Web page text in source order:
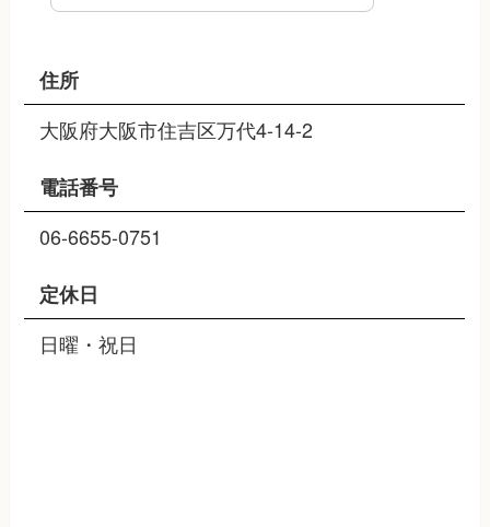
住所
大阪府大阪市住吉区万代4-14-2
電話番号
06-6655-0751
定休日
日曜・祝日